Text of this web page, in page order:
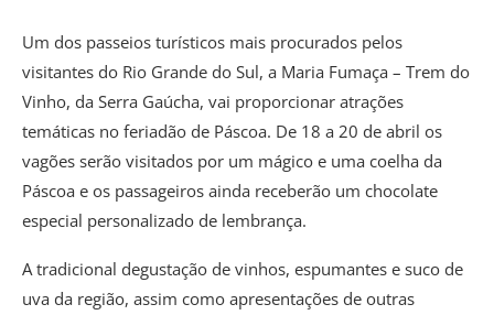
Um dos passeios turísticos mais procurados pelos
visitantes do Rio Grande do Sul, a Maria Fumaça – Trem do
Vinho, da Serra Gaúcha, vai proporcionar atrações
temáticas no feriadão de Páscoa. De 18 a 20 de abril os
vagões serão visitados por um mágico e uma coelha da
Páscoa e os passageiros ainda receberão um chocolate
especial personalizado de lembrança.
A tradicional degustação de vinhos, espumantes e suco de
uva da região, assim como apresentações de outras